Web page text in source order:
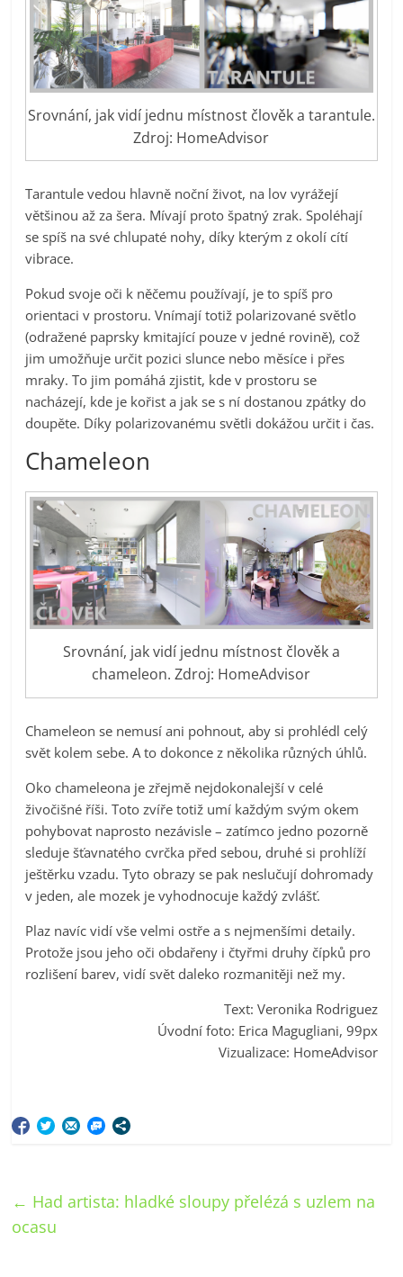
Srovnání, jak vidí jednu místnost člověk a tarantule.
Zdroj: HomeAdvisor
Tarantule vedou hlavně noční život, na lov vyrážejí
většinou až za šera. Mívají proto špatný zrak. Spoléhají
se spíš na své chlupaté nohy, díky kterým z okolí cítí
vibrace.
Pokud svoje oči k něčemu používají, je to spíš pro
orientaci v prostoru. Vnímají totiž polarizované světlo
(odražené paprsky kmitající pouze v jedné rovině), což
jim umožňuje určit pozici slunce nebo měsíce i přes
mraky. To jim pomáhá zjistit, kde v prostoru se
nacházejí, kde je kořist a jak se s ní dostanou zpátky do
doupěte. Díky polarizovanému světli dokážou určit i čas.
Chameleon
Srovnání, jak vidí jednu místnost člověk a
chameleon. Zdroj: HomeAdvisor
Chameleon se nemusí ani pohnout, aby si prohlédl celý
svět kolem sebe. A to dokonce z několika různých úhlů.
Oko chameleona je zřejmě nejdokonalejší v celé
živočišné říši. Toto zvíře totiž umí každým svým okem
pohybovat naprosto nezávisle – zatímco jedno pozorně
sleduje šťavnatého cvrčka před sebou, druhé si prohlíží
ještěrku vzadu. Tyto obrazy se pak neslučují dohromady
v jeden, ale mozek je vyhodnocuje každý zvlášť.
Plaz navíc vidí vše velmi ostře a s nejmenšími detaily.
Protože jsou jeho oči obdařeny i čtyřmi druhy čípků pro
rozlišení barev, vidí svět daleko rozmanitěji než my.
Text: Veronika Rodriguez
Úvodní foto: Erica Magugliani, 99px
Vizualizace: HomeAdvisor
← Had artista: hladké sloupy přelézá s uzlem na
ocasu